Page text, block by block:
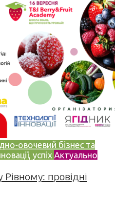
овочевий бізнес та
успіх Актуально
провідні